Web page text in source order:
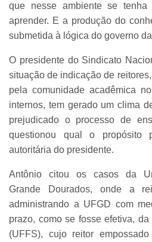
que nesse ambiente se
aprender. E a produção do
submetida à lógica do governo
O presidente do Sindicato
situação de indicação de
pela comunidade acadêmica
internos, tem gerado um clima
prejudicado o processo de
questionou qual o propósito
autoritária do presidente.
Antônio citou os casos da
Grande Dourados, onde a
administrando a UFGD com
prazo, como se fosse efetiva,
(UFFS), cujo reitor